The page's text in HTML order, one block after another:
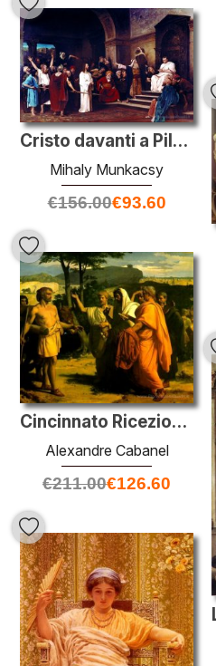
Cristo davanti a Pilato
Mihaly Munkacsy
€156.00€93.60
Cincinnato Ricezione Deputati del Senato
Alexandre Cabanel
€211.00€126.60